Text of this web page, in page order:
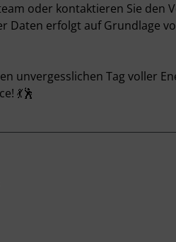
oder kontaktieren Sie den
Daten erfolgt auf Grundlage
unvergesslichen Tag voller
💃🕺